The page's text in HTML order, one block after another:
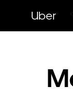
conteúdo
Uber